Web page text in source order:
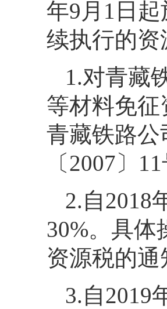
年9月1日
续执行的
1.对青藏
等材料免
青藏铁路
〔2007〕
2.自2018
30%。具体
资源税的通
3.自2019